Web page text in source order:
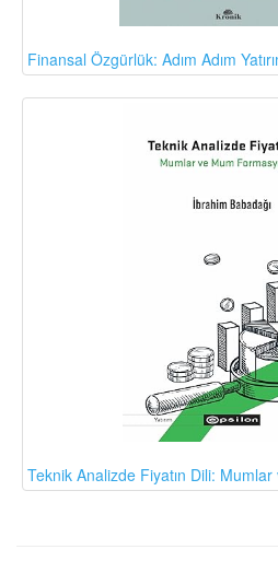
Finansal Özgürlük: Adım Adım
Teknik Analizde Fiyatın Dili: